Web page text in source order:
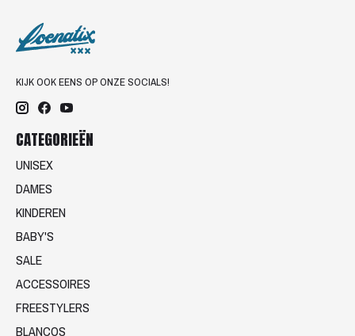
KIJK OOK EENS OP ONZE SOCIALS!
CATEGORIEËN
UNISEX
DAMES
KINDEREN
BABY'S
SALE
ACCESSOIRES
FREESTYLERS
BLANCOS